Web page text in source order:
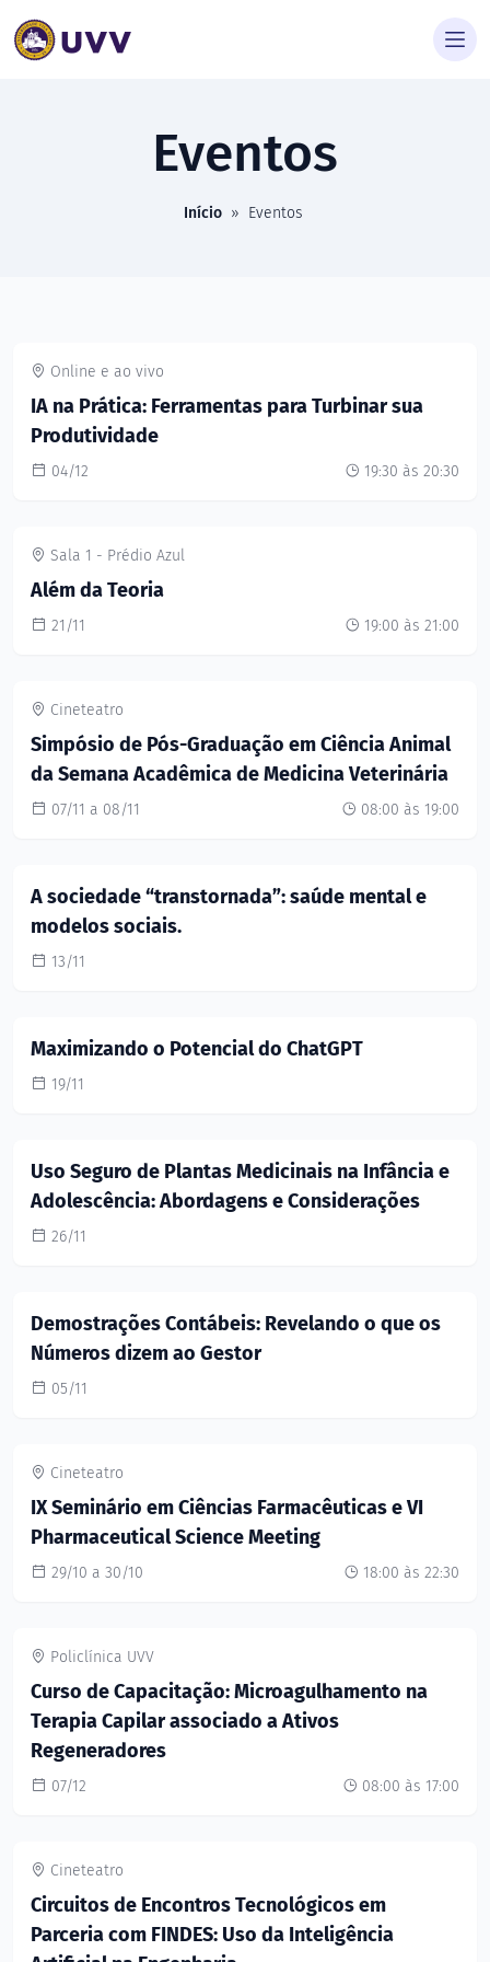
Eventos
Início » Eventos
Online e ao vivo
IA na Prática: Ferramentas para Turbinar sua
Produtividade
04/12 19:30 às 20:30
Sala 1 - Prédio Azul
Além da Teoria
21/11 19:00 às 21:00
Cineteatro
Simpósio de Pós-Graduação em Ciência Animal
da Semana Acadêmica de Medicina Veterinária
07/11 a 08/11 08:00 às 19:00
A sociedade “transtornada”: saúde mental e
modelos sociais.
13/11
Maximizando o Potencial do ChatGPT
19/11
Uso Seguro de Plantas Medicinais na Infância e
Adolescência: Abordagens e Considerações
26/11
Demostrações Contábeis: Revelando o que os
Números dizem ao Gestor
05/11
Cineteatro
IX Seminário em Ciências Farmacêuticas e VI
Pharmaceutical Science Meeting
29/10 a 30/10 18:00 às 22:30
Policlínica UVV
Curso de Capacitação: Microagulhamento na
Terapia Capilar associado a Ativos
Regeneradores
07/12 08:00 às 17:00
Cineteatro
Circuitos de Encontros Tecnológicos em
Parceria com FINDES: Uso da Inteligência